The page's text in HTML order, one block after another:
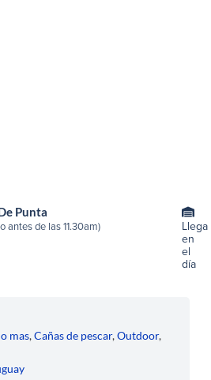
Punta
antes de las 11.30am)
Llega
en
el
día
mas,Cañas de pescar,Outdoor,